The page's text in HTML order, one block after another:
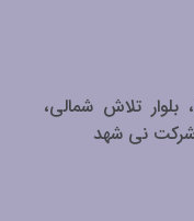
مشهد، شهرک صنعتی طوس، فاز1، بلوار تلاش شمالی،